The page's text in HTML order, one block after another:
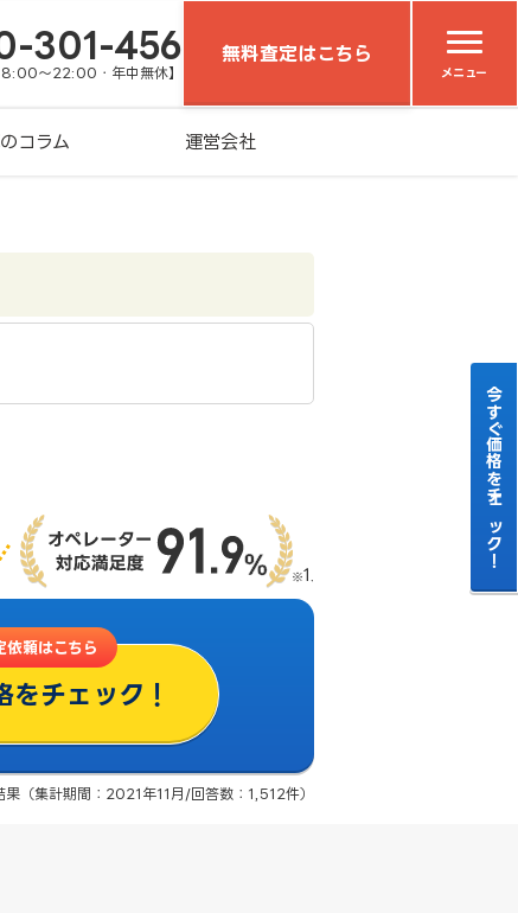
301-456
8:00～22:00・年中無休】
無料査定はこちら
メニュー
コラム 運営会社
頼はこちら
をチェック！
（集計期間：2021年11月/回答数：1,512件）
今すぐ価格をチェック！